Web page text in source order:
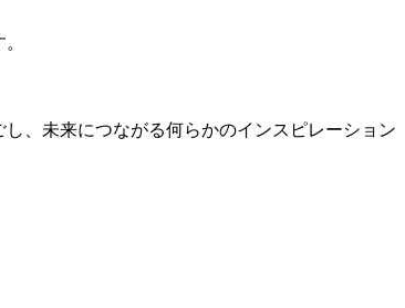
、未来につながる何らかのインスピレーション